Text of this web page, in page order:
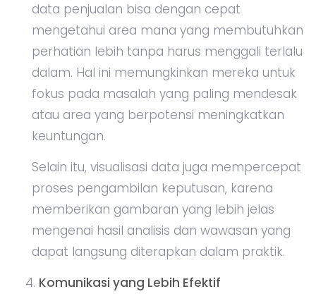
data penjualan bisa dengan cepat
mengetahui area mana yang membutuhkan
perhatian lebih tanpa harus menggali terlalu
dalam. Hal ini memungkinkan mereka untuk
fokus pada masalah yang paling mendesak
atau area yang berpotensi meningkatkan
keuntungan.
Selain itu, visualisasi data juga mempercepat
proses pengambilan keputusan, karena
memberikan gambaran yang lebih jelas
mengenai hasil analisis dan wawasan yang
dapat langsung diterapkan dalam praktik.
Komunikasi yang Lebih Efektif